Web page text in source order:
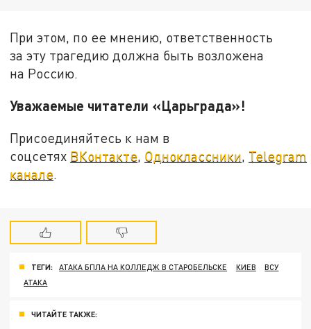
При этом, по ее мнению, ответственность
за эту трагедию должна быть возложена
на Россию.
Уважаемые читатели «Царьграда»!
Присоединяйтесь к нам в
соцсетях ВКонтакте, Одноклассники, Telegram
канале.
ТЕГИ: АТАКА БПЛА НА КОЛЛЕДЖ В СТАРОБЕЛЬСКЕ КИЕВ
ВСУ
АТАКА
ЧИТАЙТЕ ТАКЖЕ: